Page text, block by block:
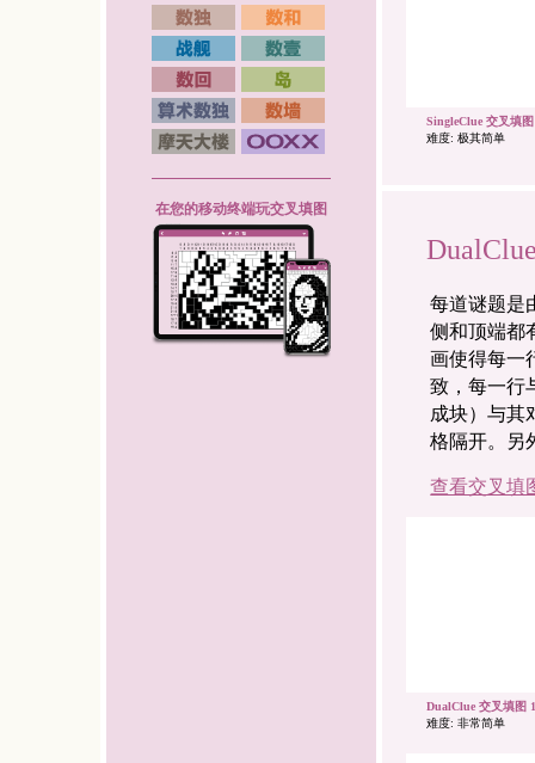
在您的移动终端玩交叉填图
SingleClue 交叉填图
难度: 极其简单
每道谜题是
侧和顶端都
画使得每一
致，每一行
成块）与其
格隔开。另
查看交叉填
DualClue 交叉填图
难度: 非常简单